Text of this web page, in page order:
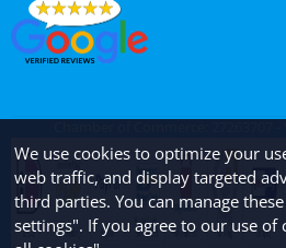
We use cookies to optimize your
web traffic, and display targeted
third parties. You can manage
settings". If you agree to our use of